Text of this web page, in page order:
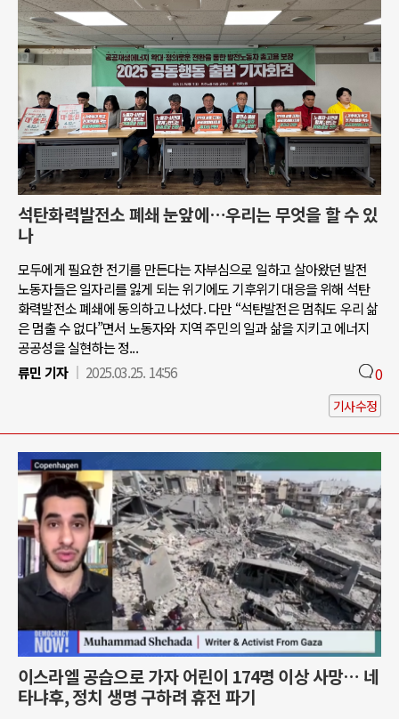
석탄화력발전소 폐쇄 눈앞에…우리는 무엇을 할 수 있
나
모두에게 필요한 전기를 만든다는 자부심으로 일하고 살아왔던 발전
노동자들은 일자리를 잃게 되는 위기에도 기후위기 대응을 위해 석탄
화력발전소 폐쇄에 동의하고 나섰다. 다만 “석탄발전은 멈춰도 우리 삶
은 멈출 수 없다”면서 노동자와 지역 주민의 일과 삶을 지키고 에너지
공공성을 실현하는 정...
류민 기자
2025.03.25. 14:56 0
기사수정
이스라엘 공습으로 가자 어린이 174명 이상 사망… 네
타냐후, 정치 생명 구하려 휴전 파기